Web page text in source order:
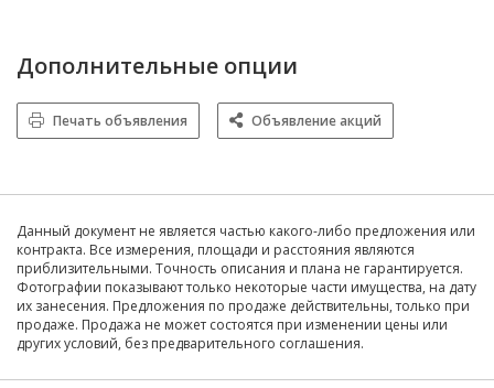
Дополнительные опции
Печать объявления Объявление акций
Данный документ не является частью какого-либо предложения или
контракта. Все измерения, площади и расстояния являются
приблизительными. Точность описания и плана не гарантируется.
Фотографии показывают только некоторые части имущества, на дату
их занесения. Предложения по продаже действительны, только при
продаже. Продажа не может состоятся при изменении цены или
других условий, без предварительного соглашения.